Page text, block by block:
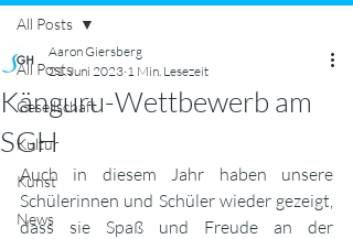
All Posts
Gesellschaft
Kultur
Kunst
News
All Posts
Känguru-Wettbewerb am
SGH
Aaron Giersberg
21. Juni 2023 1 Min. Lesezeit
Auch in diesem Jahr haben unsere
Schülerinnen und Schüler wieder gezeigt,
dass sie Spaß und Freude an der